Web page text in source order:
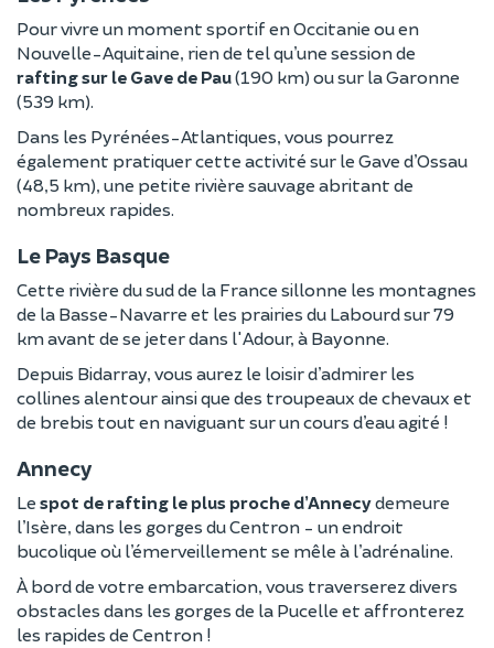
Pour vivre un moment sportif en Occitanie ou en
Nouvelle-Aquitaine, rien de tel qu’une session de
rafting sur le Gave de Pau(190 km) ou sur la Garonne
(539 km).
Dans les Pyrénées-Atlantiques, vous pourrez
également pratiquer cette activité sur le Gave d’Ossau
(48,5 km), une petite rivière sauvage abritant de
nombreux rapides.
Le Pays Basque
Cette rivière du sud de la France sillonne les montagnes
de la Basse-Navarre et les prairies du Labourd sur 79
km avant de se jeter dans l'Adour, à Bayonne.
Depuis Bidarray, vous aurez le loisir d’admirer les
collines alentour ainsi que des troupeaux de chevaux et
de brebis tout en naviguant sur un cours d’eau agité !
Annecy
Le spot de rafting le plus proche d’Annecydemeure
l’Isère, dans les gorges du Centron - un endroit
bucolique où l’émerveillement se mêle à l’adrénaline.
À bord de votre embarcation, vous traverserez divers
obstacles dans les gorges de la Pucelle et affronterez
les rapides de Centron !